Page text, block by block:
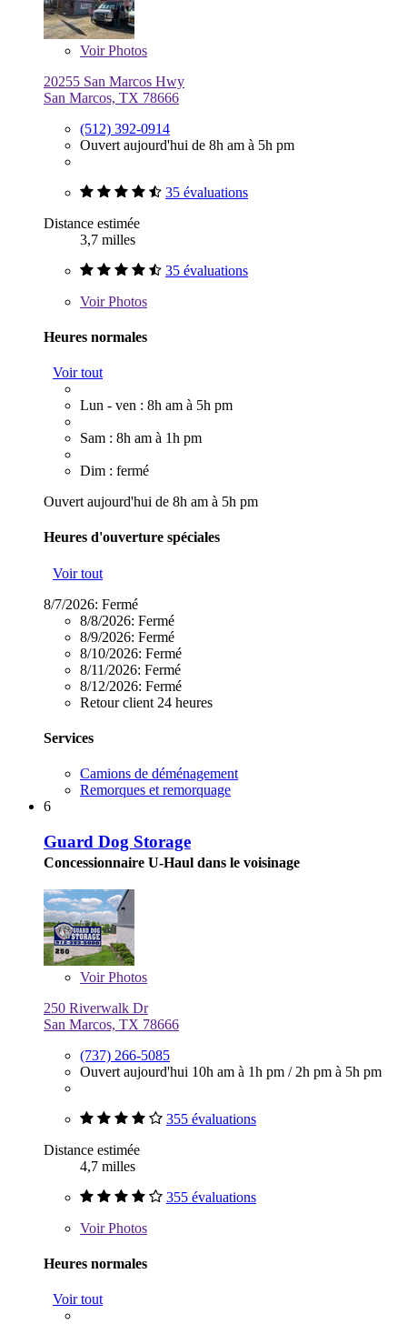
VoirPhotos
20255 San Marcos Hwy
San Marcos, TX 78666
(512) 392-0914
Ouvert aujourd'hui de 8h am à 5h pm
35 évaluations
Distance estimée
3,7 milles
35 évaluations
VoirPhotos
Heures normales
Voir tout
Lun - ven : 8h am à 5h pm
Sam : 8h am à 1h pm
Dim : fermé
Ouvert aujourd'hui de 8h am à 5h pm
Heures d'ouverture spéciales
Voir tout
8/7/2026: Fermé
8/8/2026: Fermé
8/9/2026: Fermé
8/10/2026: Fermé
8/11/2026: Fermé
8/12/2026: Fermé
Retour client 24 heures
Services
Camions de déménagement
Remorques et remorquage
6
Guard Dog Storage
Concessionnaire U-Haul dans le voisinage
VoirPhotos
250 Riverwalk Dr
San Marcos, TX 78666
(737) 266-5085
Ouvert aujourd'hui 10h am à 1h pm / 2h pm à 5h pm
355 évaluations
Distance estimée
4,7 milles
355 évaluations
VoirPhotos
Heures normales
Voir tout